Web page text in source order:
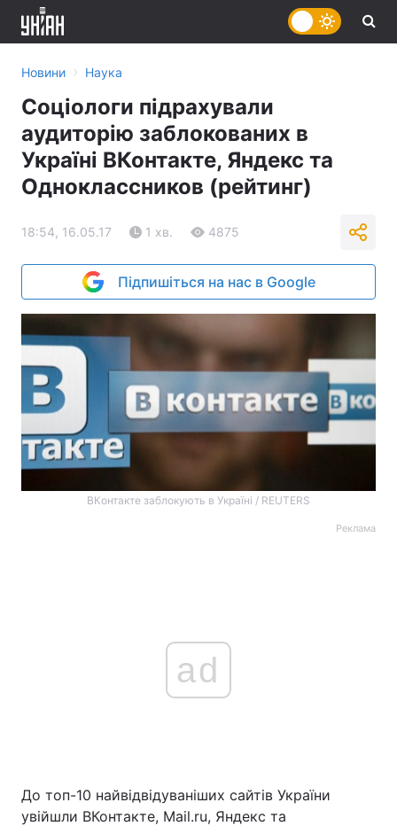
Новини › Наука
Соціологи підрахували
аудиторію заблокованих в
Україні ВКонтакте, Яндекс та
Одноклассников (рейтинг)
18:54, 16.05.17 1 хв. 4875
Підпишіться на нас в Google
ВКонтакте заблокують в Україні / REUTERS
Реклама
ad
До топ-10 найвідвідуваніших сайтів України
увійшли ВКонтакте, Mail.ru, Яндекс та